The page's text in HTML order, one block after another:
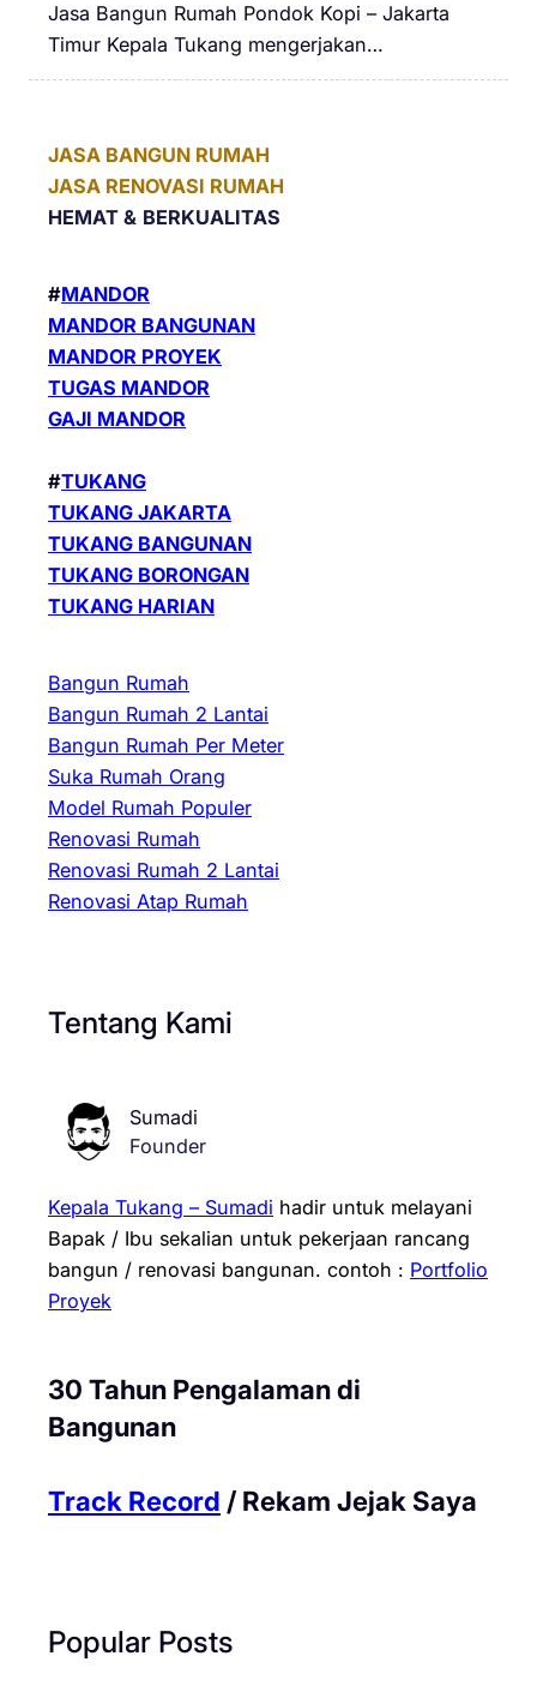
Jasa Bangun Rumah Pondok Kopi – Jakarta
Timur Kepala Tukang mengerjakan…
JASA BANGUN RUMAH
JASA RENOVASI RUMAH
HEMAT & BERKUALITAS
#MANDOR
MANDOR BANGUNAN
MANDOR PROYEK
TUGAS MANDOR
GAJI MANDOR
#TUKANG
TUKANG JAKARTA
TUKANG BANGUNAN
TUKANG BORONGAN
TUKANG HARIAN
Bangun Rumah
Bangun Rumah 2 Lantai
Bangun Rumah Per Meter
Suka Rumah Orang
Model Rumah Populer
Renovasi Rumah
Renovasi Rumah 2 Lantai
Renovasi Atap Rumah
Tentang Kami
Sumadi
Founder
Kepala Tukang – Sumadi hadir untuk melayani
Bapak / Ibu sekalian untuk pekerjaan rancang
bangun / renovasi bangunan. contoh : Portfolio
Proyek
30 Tahun Pengalaman di
Bangunan
Track Record / Rekam Jejak Saya
Popular Posts